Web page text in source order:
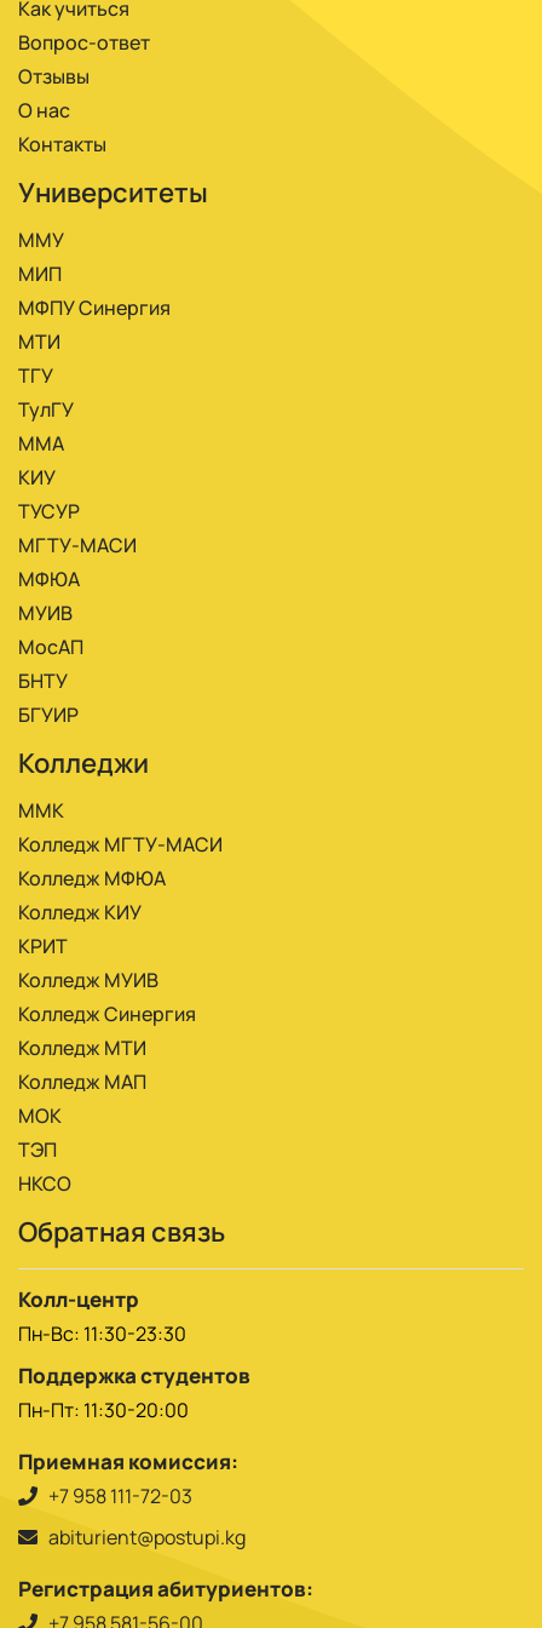
Как учиться
Вопрос-ответ
Отзывы
О нас
Контакты
Университеты
ММУ
МИП
МФПУ Синергия
МТИ
ТГУ
ТулГУ
ММА
КИУ
ТУСУР
МГТУ-МАСИ
МФЮА
МУИВ
МосАП
БНТУ
БГУИР
Колледжи
ММК
Колледж МГТУ-МАСИ
Колледж МФЮА
Колледж КИУ
КРИТ
Колледж МУИВ
Колледж Синергия
Колледж МТИ
Колледж МАП
МОК
ТЭП
НКСО
Обратная связь
Колл-центр
Пн-Вс: 11:30-23:30
Поддержка студентов
Пн-Пт: 11:30-20:00
Приемная комиссия:
+7 958 111-72-03
abiturient@postupi.kg
Регистрация абитуриентов: